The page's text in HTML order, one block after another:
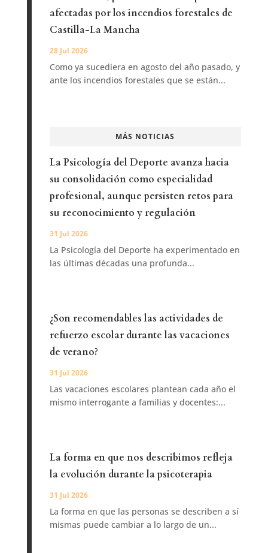
afectadas por los incendios forestales de
Castilla-La Mancha
28 Jul 2026
Como ya sucediera en agosto del año pasado, y
ante los incendios forestales que se están...
MÁS NOTICIAS
La Psicología del Deporte avanza hacia
su consolidación como especialidad
profesional, aunque persisten retos para
su reconocimiento y regulación
31 Jul 2026
La Psicología del Deporte ha experimentado en
las últimas décadas una profunda...
¿Son recomendables las actividades de
refuerzo escolar durante las vacaciones
de verano?
31 Jul 2026
Las vacaciones escolares plantean cada año el
mismo interrogante a familias y docentes:...
La forma en que nos describimos refleja
la evolución durante la psicoterapia
31 Jul 2026
La forma en que las personas se describen a sí
mismas puede cambiar a lo largo de un...